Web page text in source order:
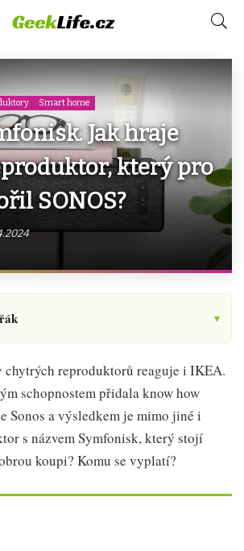
Smart home
Jak hraje
který pro
SONOS?
▾
reproduktorů reaguje i IKEA.
schopnostem přidala know how
Sonos a výsledkem je mimo jiné i
s názvem Symfonisk, který stojí
koupi? Komu se vyplatí?